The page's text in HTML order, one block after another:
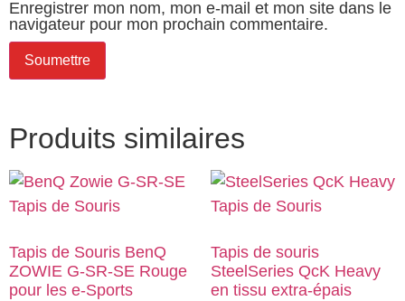
Enregistrer mon nom, mon e-mail et mon site dans le
navigateur pour mon prochain commentaire.
Produits similaires
Tapis de Souris BenQ
ZOWIE G-SR-SE Rouge
pour les e-Sports
Tapis de souris
SteelSeries QcK Heavy
en tissu extra-épais